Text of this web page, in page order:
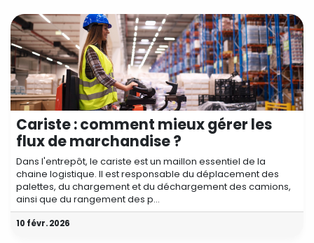
Cariste : comment mieux gérer les
flux de marchandise ?
Dans l'entrepôt, le cariste est un maillon essentiel de la
chaine logistique. Il est responsable du déplacement des
palettes, du chargement et du déchargement des camions,
ainsi que du rangement des p...
10 févr. 2026